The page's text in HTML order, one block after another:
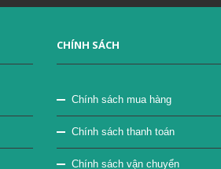
CHÍNH SÁCH
Chính sách mua hàng
Chính sách thanh toán
Chính sách vận chuyển